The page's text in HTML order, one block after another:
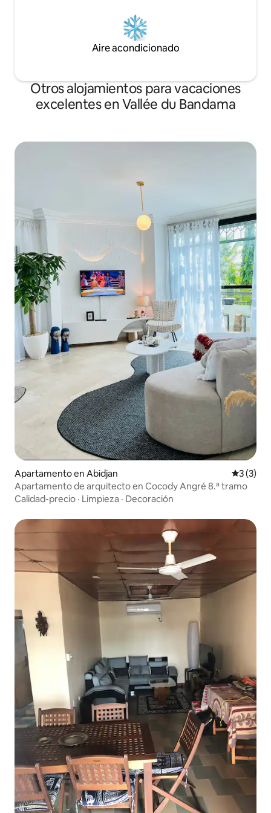
Aire acondicionado
Otros alojamientos para vacaciones
excelentes en Vallée du Bandama
Apartamento en Abidjan
3 (3)
Apartamento de arquitecto en Cocody Angré 8.ª tramo
Calidad-precio · Limpieza · Decoración